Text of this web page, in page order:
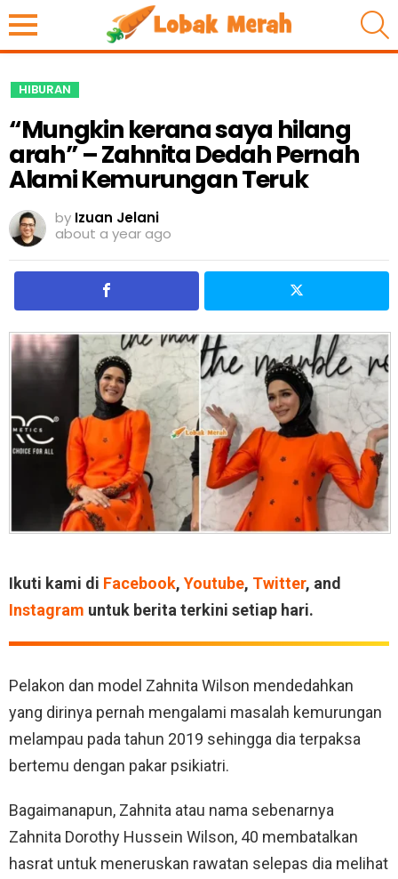
HIBURAN
“Mungkin kerana saya hilang
arah” – Zahnita Dedah Pernah
Alami Kemurungan Teruk
by Izuan Jelani
about a year ago
Ikuti kami di Facebook, Youtube, Twitter, and
Instagram untuk berita terkini setiap hari.
Pelakon dan model Zahnita Wilson mendedahkan
yang dirinya pernah mengalami masalah kemurungan
melampau pada tahun 2019 sehingga dia terpaksa
bertemu dengan pakar psikiatri.
Bagaimanapun, Zahnita atau nama sebenarnya
Zahnita Dorothy Hussein Wilson, 40 membatalkan
hasrat untuk meneruskan rawatan selepas dia melihat